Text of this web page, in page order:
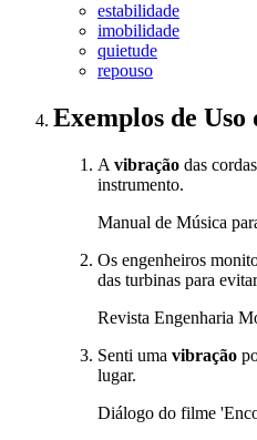
estabilidade
imobilidade
quietude
repouso
Exemplos de Uso
A vibração das
instrumento.
Manual de Música
Os engenheiros
das turbinas para
Revista Engenharia
Senti uma vibração
lugar.
Diálogo do filme